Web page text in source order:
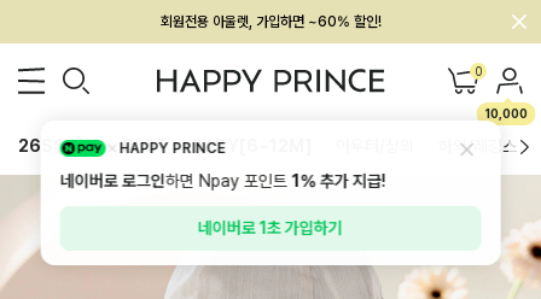
회원전용 아울렛, 가입하면 ~60% 할인!
멤버십 최대 28,000원 혜택 0
10,000
26SS 신상 BEST BABY[6~12M] 하의/레깅스
HAPPY PRINCE
네이버로 로그인하면 Npay 포인트1%추가 지급!
네이버로 1초 가입하기